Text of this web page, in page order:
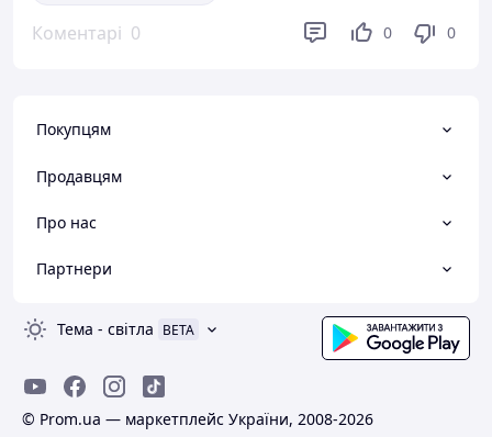
Коментарі 0 0 0
Покупцям
Продавцям
Про нас
Партнери
Тема - світла BETA
© Prom.ua — маркетплейс України, 2008-2026